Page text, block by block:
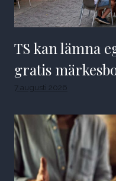
TS kan lämna
gratis
7 augusti 2026